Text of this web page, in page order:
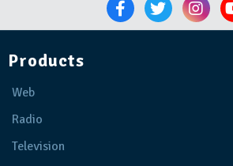
Products
Web
Radio
Television